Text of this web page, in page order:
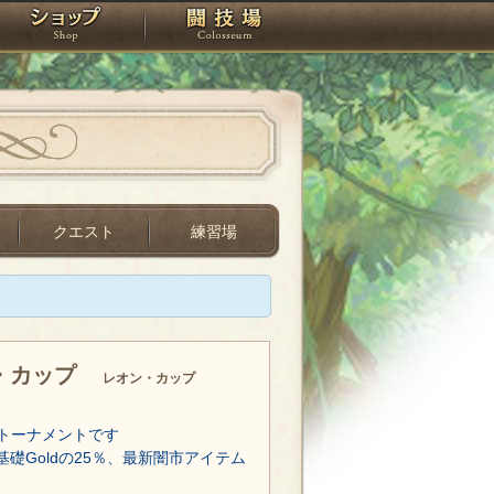
タジオ ショップ 闘技場
クエスト 練習場
カップ レオン・カップ
ーナメントです
礎Goldの25％、最新闇市アイテム